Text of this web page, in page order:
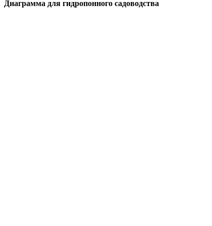
Диаграмма для гидропонного садоводства